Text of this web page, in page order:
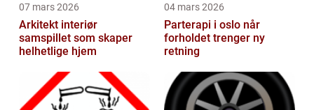
07 mars 2026
Arkitekt interiør
samspillet som skaper
helhetlige hjem
04 mars 2026
Parterapi i oslo når
forholdet trenger ny
retning